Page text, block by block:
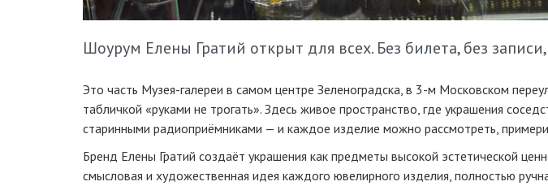
Шоурум Елены Гратий открыт для всех. Без билета, без
Это часть Музея-галереи в самом центре Зеленоградска, в 3-м Московском
табличкой «руками не трогать». Здесь живое пространство, где украшения
старинными радиоприёмниками — и каждое изделие можно рассмотреть,
Бренд Елены Гратий создаёт украшения как предметы высокой эстетической
смысловая и художественная идея каждого ювелирного изделия, полностью